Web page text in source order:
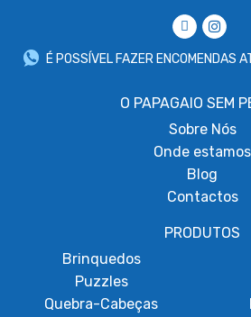
É POSSÍVEL FAZER ENCOMENDAS
O PAPAGAIO SEM
Sobre Nós
Onde estamos
Blog
Contactos
PRODUTOS
Brinquedos
Puzzles
Quebra-Cabeças